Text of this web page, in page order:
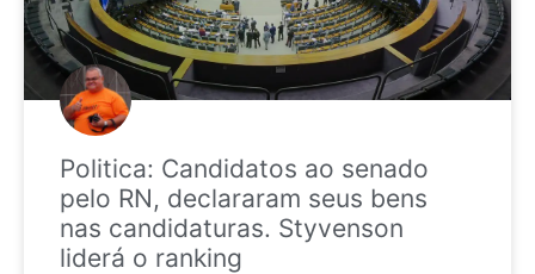
Politica: Candidatos ao senado
pelo RN, declararam seus bens
nas candidaturas. Styvenson
liderá o ranking